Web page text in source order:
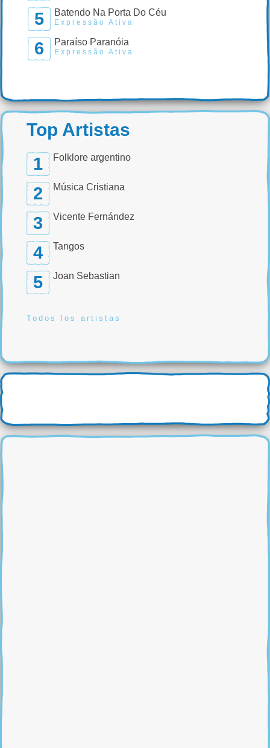
5 Batendo Na Porta Do Céu
Expressão Ativa
6 Paraíso Paranóia
Expressão Ativa
Top Artistas
1 Folklore argentino
2 Música Cristiana
3 Vicente Fernández
4 Tangos
5 Joan Sebastian
Todos los artistas